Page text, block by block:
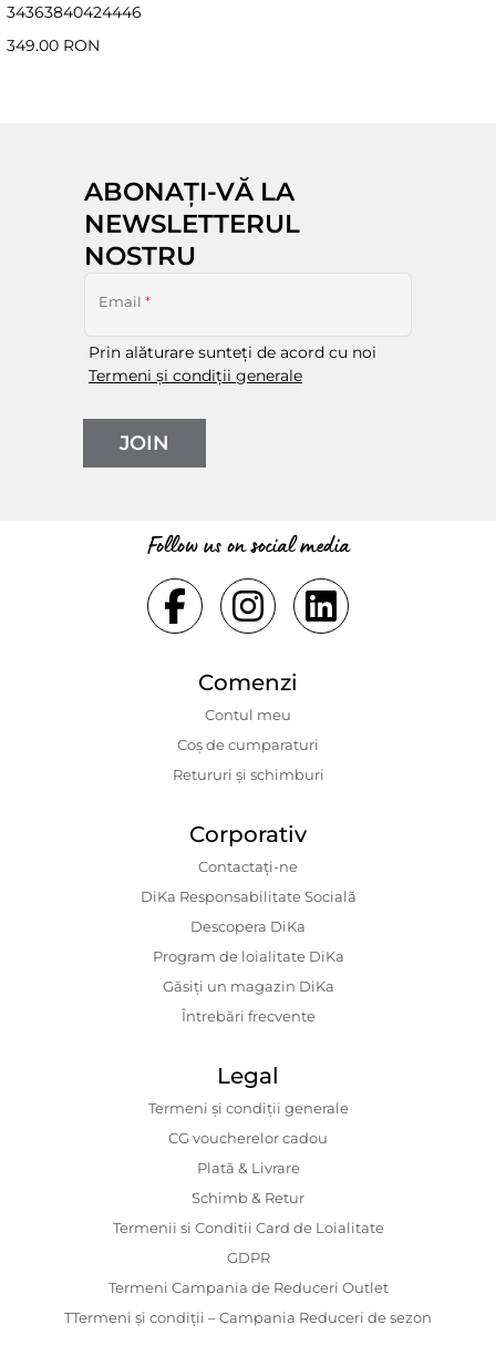
34363840424446
349.00 RON
ABONAȚI-VĂ LA
NEWSLETTERUL
NOSTRU
Email *
Prin alăturare sunteți de acord cu noi
Termeni și condiții generale
JOIN
Follow us on social media
Comenzi
Contul meu
Coș de cumparaturi
Retururi și schimburi
Corporativ
Contactaţi-ne
DiKa Responsabilitate Socială
Descopera DiKa
Program de loialitate DiKa
Găsiți un magazin DiKa
Întrebări frecvente
Legal
Termeni și condiții generale
CG voucherelor cadou
Plată & Livrare
Schimb & Retur
Termenii si Conditii Card de Loialitate
GDPR
Termeni Campania de Reduceri Outlet
TTermeni și condiții – Campania Reduceri de sezon